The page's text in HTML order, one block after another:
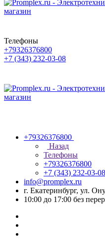
Телефоны
+79326376800
+7 (343) 232-03-08
+79326376800
Назад
Телефоны
+79326376800
+7 (343) 232-03-08
info@promplex.ru
г. Екатеринбург, ул.
10:00 до 17:00 без